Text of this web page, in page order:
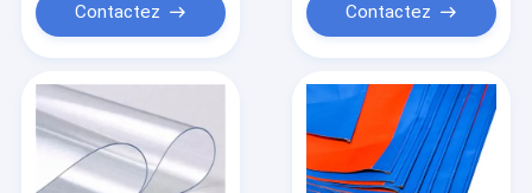
Contactez Contactez